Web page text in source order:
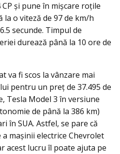
şi pune în mişcare roțile
la o viteză de 97 de km/h
secunde. Timpul de
durează până la 10 ore de
va fi scos la vânzare mai
pentru un preț de 37.495 de
Tesla Model 3 în versiune
de până la 386 km)
în SUA. Astfel, se pare că
mașinii electrice Chevrolet
acest lucru îl poate ajuta pe